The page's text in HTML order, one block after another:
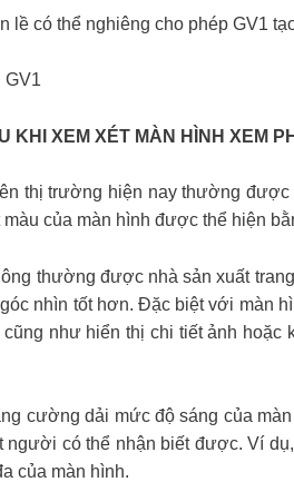
có thể nghiêng cho phép GV1
GV1
XEM XÉT MÀN HÌNH XEM
thị trường hiện nay thường
của màn hình được thể hiện
thường được nhà sản xuất
nhìn tốt hơn. Đặc biệt với màn
như hiển thị chi tiết ảnh hoặc
cường dải mức độ sáng của
có thể nhận biết được. Ví
của màn hình.